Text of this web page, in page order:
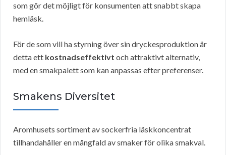
som gör det möjligt för konsumenten att snabbt skapa
hemläsk.
För de som vill ha styrning över sin dryckesproduktion är
detta ett kostnadseffektivt och attraktivt alternativ,
med en smakpalett som kan anpassas efter preferenser.
Smakens Diversitet
Aromhusets sortiment av sockerfria läskkoncentrat
tillhandahåller en mångfald av smaker för olika smakval.